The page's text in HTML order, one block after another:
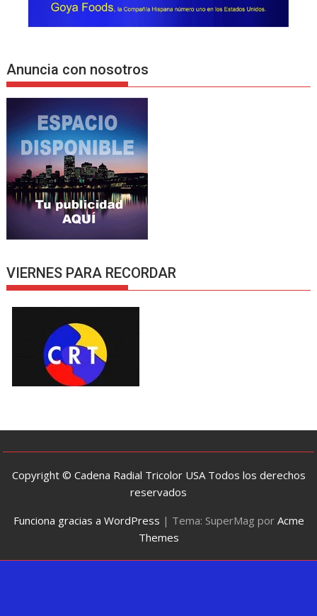
Anuncia con nosotros
VIERNES PARA RECORDAR
Copyright © Cadena Radial Tricolor USA Todos los derechos
reservados
Funciona gracias a WordPress | Tema: SuperMag por Acme
Themes